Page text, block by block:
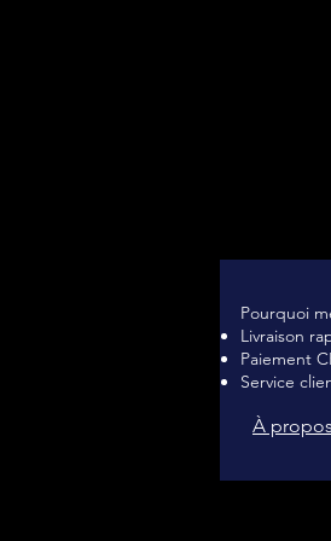
Pourquoi
Livraison
Paiement
Service
À propos